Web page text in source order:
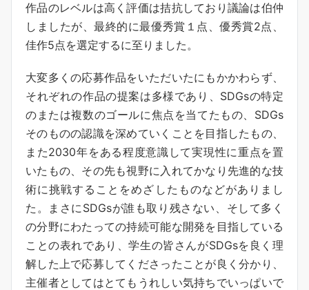
作品のレベルは高く評価は拮抗しており議論は伯仲
しましたが、最終的に最優秀賞１点、優秀賞2点、
佳作5点を選定するに至りました。
大変多くの応募作品をいただいたにもかかわらず、
それぞれの作品の提案は多様であり、SDGsの特定
のまたは複数のゴールに焦点を当てたもの、SDGs
そのものの認識を深めていくことを目指したもの、
また2030年をある程度意識して実現性に重点を置
いたもの、その先も視野に入れてかなり先進的な技
術に挑戦することをめざしたものなどがありまし
た。まさにSDGsが誰も取り残さない、そして多く
の分野にわたっての持続可能な開発を目指している
ことの表れであり、学生の皆さんがSDGsを良く理
解した上で応募してくださったことが良く分かり、
主催者としてはとてもうれしい気持ちでいっぱいで